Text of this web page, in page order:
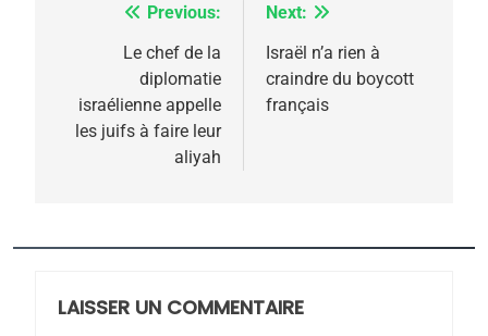
Navigation
l’article
Previous:
Le chef de la
diplomatie
israélienne appelle
les juifs à faire leur
aliyah
Next:
Israël n’a rien à
craindre du boycott
français
LAISSER UN COMMENTAIRE
2025, l’année la plus
meurtrière selon le
rapport d’ADL contre
FRANCE
FIÈRE, DIGNE ET RÉSILIENTE :
MA JUDAÏTE par Thérèse
ISRAÉL JUDAISME